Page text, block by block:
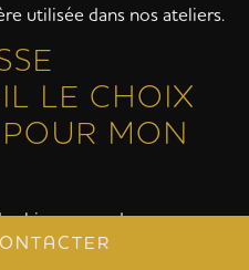
utilisée dans nos ateliers.
LE CHOIX
POUR MON
hivers secs dus au
influence directement